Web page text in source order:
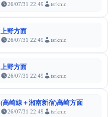
26/07/31 22:49 tsrknic
上野方面
26/07/31 22:49 tsrknic
上野方面
26/07/31 22:49 tsrknic
(高崎線＋湘南新宿)高崎方面
26/07/31 22:49 tsrknic